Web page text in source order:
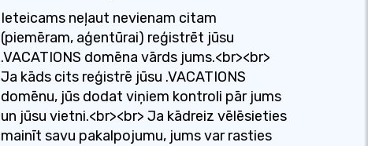
Ieteicams neļaut nevienam citam
(piemēram, aģentūrai) reģistrēt jūsu
.VACATIONS domēna vārds jums.<br><br>
Ja kāds cits reģistrē jūsu .VACATIONS
domēnu, jūs dodat viņiem kontroli pār jums
un jūsu vietni.<br><br> Ja kādreiz vēlēsieties
mainīt savu pakalpojumu, jums var rasties